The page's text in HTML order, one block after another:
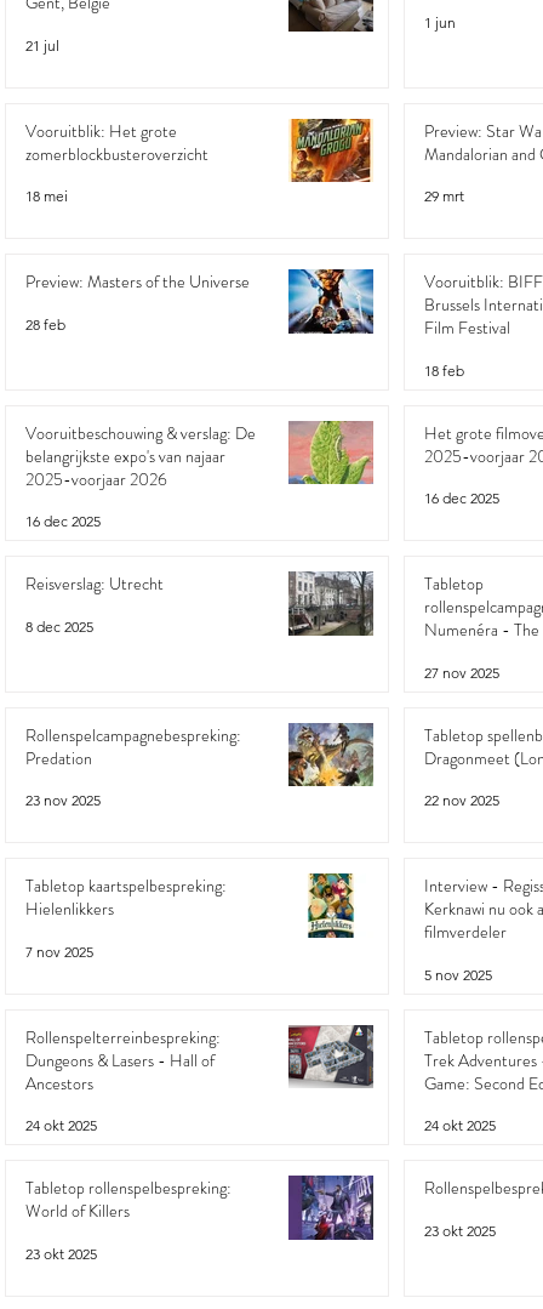
21 jul
1 jun
Vooruitblik: Het grote
zomerblockbusteroverzicht
18 mei
Preview: Star
Mandalorian and
29 mrt
Preview: Masters of the Universe
28 feb
Vooruitblik:
Brussels
Film Festival
18 feb
Vooruitbeschouwing & verslag: De
belangrijkste expo's van najaar
2025-voorjaar 2026
16 dec 2025
Het grote
2025-voorjaar
16 dec 2025
Reisverslag: Utrecht
8 dec 2025
Tabletop
Numenéra -
27 nov 2025
Rollenspelcampagnebespreking:
Predation
23 nov 2025
Tabletop
Dragonmeet
22 nov 2025
Tabletop kaartspelbespreking:
Hielenlikkers
7 nov 2025
Interview -
Kerknawi nu ook
filmverdeler
5 nov 2025
Rollenspelterreinbespreking:
Dungeons & Lasers - Hall of
Ancestors
24 okt 2025
Tabletop
Trek Adventures
Game: Second
24 okt 2025
Tabletop rollenspelbespreking:
World of Killers
23 okt 2025
23 okt 2025